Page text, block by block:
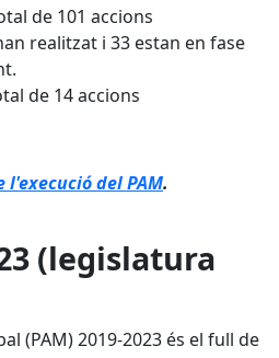
de 101 accions
realitzat i 33 estan en fase
de 14 accions
l'execució del PAM.
(legislatura
(PAM) 2019-2023 és el full de